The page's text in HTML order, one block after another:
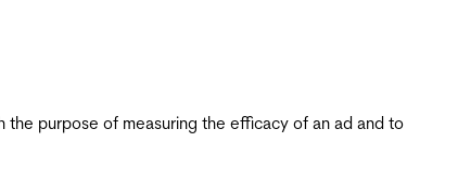
purpose of measuring the efficacy of an ad and to